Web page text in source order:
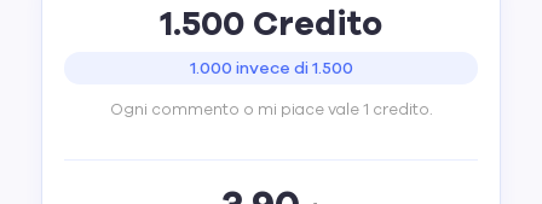
1.500 Credito
1.000 invece di 1.500
Ogni commento o mi piace vale 1 credito.